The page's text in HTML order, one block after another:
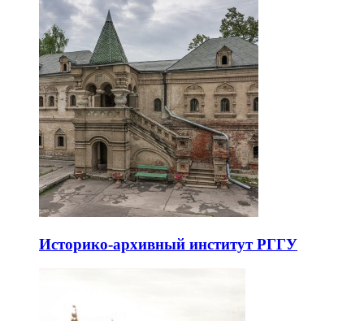
Историко-архивный институт РГГУ